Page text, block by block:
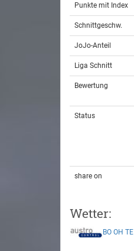
Punkte mit Index
Schnittgeschw.
JoJo-Anteil
Liga Schnitt
Bewertung
Status
share on
Wetter:
BO OH TE